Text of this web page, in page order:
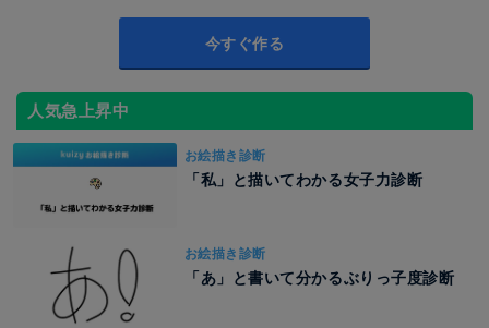
今すぐ作る
人気急上昇中
お絵描き診断
「私」と描いてわかる女子力診断
お絵描き診断
「あ」と書いて分かるぶりっ子度診断